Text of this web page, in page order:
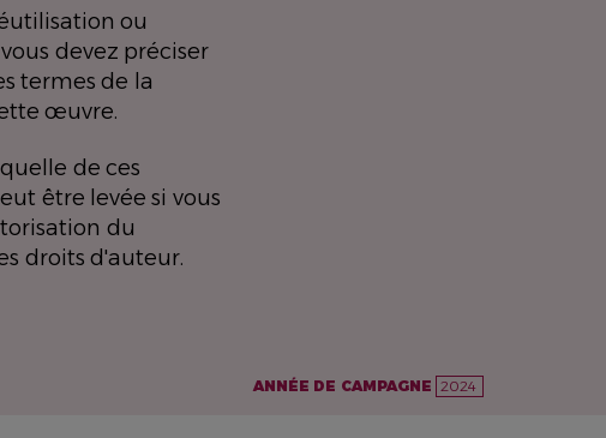
ou
devez préciser
termes de la
œuvre.
de ces
être levée si vous
du
droits d'auteur.
ANNÉE DE CAMPAGNE 2024